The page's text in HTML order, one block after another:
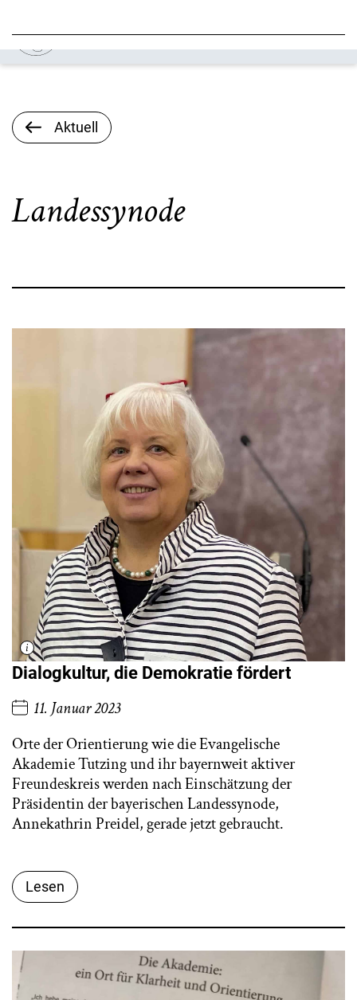
Aktuell
Landessynode
Dialogkultur, die Demokratie fördert
11. Januar 2023
Orte der Orientierung wie die Evangelische
Akademie Tutzing und ihr bayernweit aktiver
Freundeskreis werden nach Einschätzung der
Präsidentin der bayerischen Landessynode,
Annekathrin Preidel, gerade jetzt gebraucht.
Lesen